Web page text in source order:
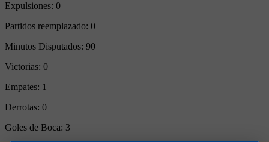
Expulsiones: 0
Partidos reemplazado: 0
Minutos Disputados: 90
Victorias: 0
Empates: 1
Derrotas: 0
Goles de Boca: 3